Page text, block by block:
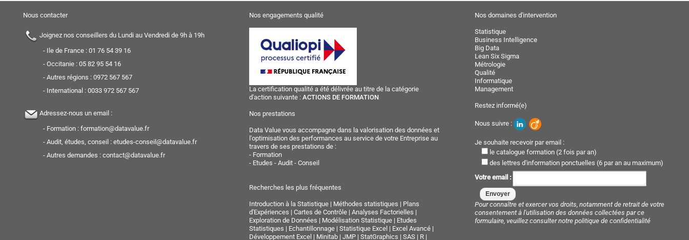
Nous contacter
Joignez nos conseillers du Lundi au Vendredi de 9h à 19h
- Ile de France : 01 76 54 39 16
- Occitanie : 05 82 95 54 16
- Autres régions : 0972 567 567
- International : 0033 972 567 567
Adressez-nous un email :
- Formation : formation@datavalue.fr
- Audit, études, conseil : etudes-conseil@datavalue.fr
- Autres demandes : contact@datavalue.fr
Nos engagements qualité
La certification qualité a été délivrée au titre de la catégorie
d'action suivante : ACTIONS DE FORMATION
Nos prestations
Data Value vous accompagne dans la valorisation des données et
l'optimisation des performances au service de votre Entreprise au
travers de ses prestations de :
- Formation
- Etudes - Audit - Conseil
Recherches les plus fréquentes
Introduction à la Statistique| Méthodes statistiques | Plans
d'Expériences | Cartes de Contrôle| Analyses Factorielles |
Exploration de Données | Modélisation Statistique| Etudes
Statistiques | Echantillonnage| Statistique Excel | Excel Avancé|
Développement Excel | Minitab| JMP| StatGraphics | SAS| R|
Nos domaines d'intervention
Statistique
Business Intelligence
Big Data
Lean Six Sigma
Métrologie
Qualité
Informatique
Management
Restez informé(e)
Nous suivre :
Je souhaite recevoir par email :
le catalogue formation (2 fois par an)
des lettres d'information ponctuelles (6 par an au maximum)
Votre email :
Pour connaître et exercer vos droits, notamment de retrait de votre
consentement à l'utilisation des données collectées par ce
formulaire, veuillez consulter notre politique de confidentialité